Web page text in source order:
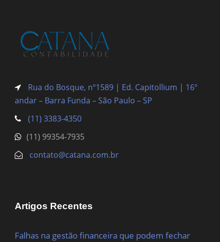
Rua do Bosque, nº1589 | Ed. Capitollium | 16º
andar – Barra Funda – São Paulo – SP
(11) 3383-4350
(11) 99354-7935
contato@catana.com.br
Artigos Recentes
Falhas na gestão financeira que podem fechar